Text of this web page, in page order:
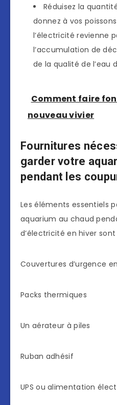
Réduisez la
donnez à vos
l’électricité revienne
l’accumulation de
de la qualité de l’eau
Comment faire
nouveau vivier
Fournitures
garder votre
pendant les
Les éléments essentiels
aquarium au chaud
d’électricité en hiver
Couvertures d’urgence
Packs thermiques
Un aérateur à piles
Ruban adhésif
UPS ou alimentation